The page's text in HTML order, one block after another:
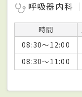
呼吸器内科
時間
08:30～12:00
08:30～11:00